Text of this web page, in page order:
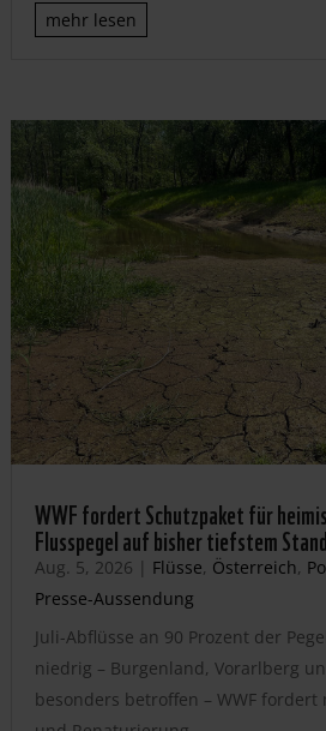
mehr lesen
WWF fordert Schutzpaket für
Flusspegel auf bisher tiefstem Stand
Aug. 5, 2026 | Flüsse, Österreich,
Presse-Aussendung
Juli-Abflüsse an 90 Prozent der
niedrig – Burgenland, Vorarlberg
besonders betroffen – WWF fordert